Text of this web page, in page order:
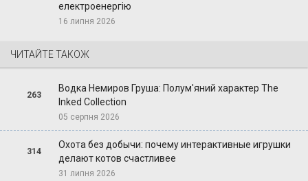
електроенергію
16 липня 2026
ЧИТАЙТЕ ТАКОЖ
263
Водка Немиров Груша: Полум'яний характер The
Inked Collection
05 серпня 2026
314
Охота без добычи: почему интерактивные игрушки
делают котов счастливее
31 липня 2026